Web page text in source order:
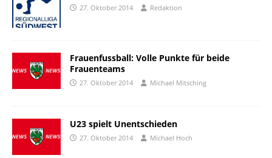
27. Oktober 2014 Redaktion
Frauenfussball: Volle Punkte für beide
Frauenteams
27. Oktober 2014 Michael Mitsching
U23 spielt Unentschieden
27. Oktober 2014 Michael Hoch